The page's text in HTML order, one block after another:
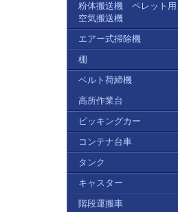
粉体搬送機 ペレット用
空気搬送機
エアー式掃除機
棚
ベルト荷締機
高所作業台
ピッキングカー
コンテナ台車
タンク
キャスター
階段運搬車